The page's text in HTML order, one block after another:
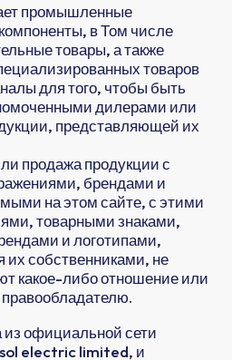
промышленные
в Том числе
товары, а также
товаров
для того, чтобы быть
дилерами или
представляющей их
продажа продукции с
брендами и
на этом сайте, с этими
товарными знаками,
и логотипами,
их собственниками, не
какое-либо отношение или
из официальной сети
sol electric limited, и